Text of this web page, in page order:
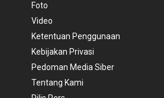
Foto
Video
Ketentuan Penggunaan
Kebijakan Privasi
Pedoman Media Siber
Tentang Kami